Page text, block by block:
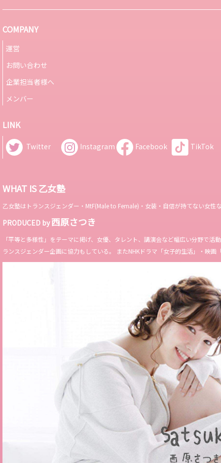
COMPANY
運営
お問い合わせ
企業担当者様へ
メンバー
LINK
Twitter Instagram Facebook TikTok
WHAT IS 乙女塾
乙女塾はトランスジェンダー・MtF(Male to Female)・女装・自信が持てない女
PRODUCED by西原さつき
「平等と多様性」をテーマに掲げ、女優、タレント、講演会など幅広い分野で
ランスジェンダー企画に協力もしている。 またNHKドラマ「女子的生活」・映